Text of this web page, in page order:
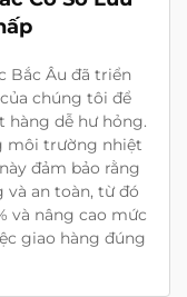
Bắc Âu đã triển
chúng tôi để
hàng dễ hư hỏng.
môi trường nhiệt
đảm bảo rằng
và an toàn, từ đó
và nâng cao mức
giao hàng đúng